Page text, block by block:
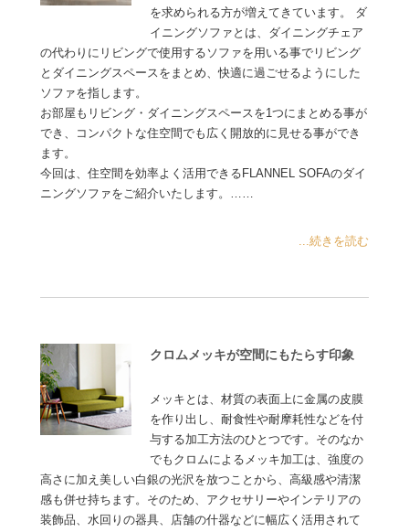
を求められる方が増えてきています。 ダ
イニングソファとは、ダイニングチェア
の代わりにリビングで使用するソファを用いる事でリビング
とダイニングスペースをまとめ、快適に過ごせるようにした
ソファを指します。
お部屋もリビング・ダイニングスペースを1つにまとめる事が
でき、コンパクトな住空間でも広く開放的に見せる事ができ
ます。
今回は、住空間を効率よく活用できるFLANNEL SOFAのダイ
ニングソファをご紹介いたします。……
...続きを読む
クロムメッキが空間にもたらす印象
メッキとは、材質の表面上に金属の皮膜
を作り出し、耐食性や耐摩耗性などを付
与する加工方法のひとつです。そのなか
でもクロムによるメッキ加工は、強度の
高さに加え美しい白銀の光沢を放つことから、高級感や清潔
感も併せ持ちます。そのため、アクセサリーやインテリアの
装飾品、水回りの器具、店舗の什器などに幅広く活用されて